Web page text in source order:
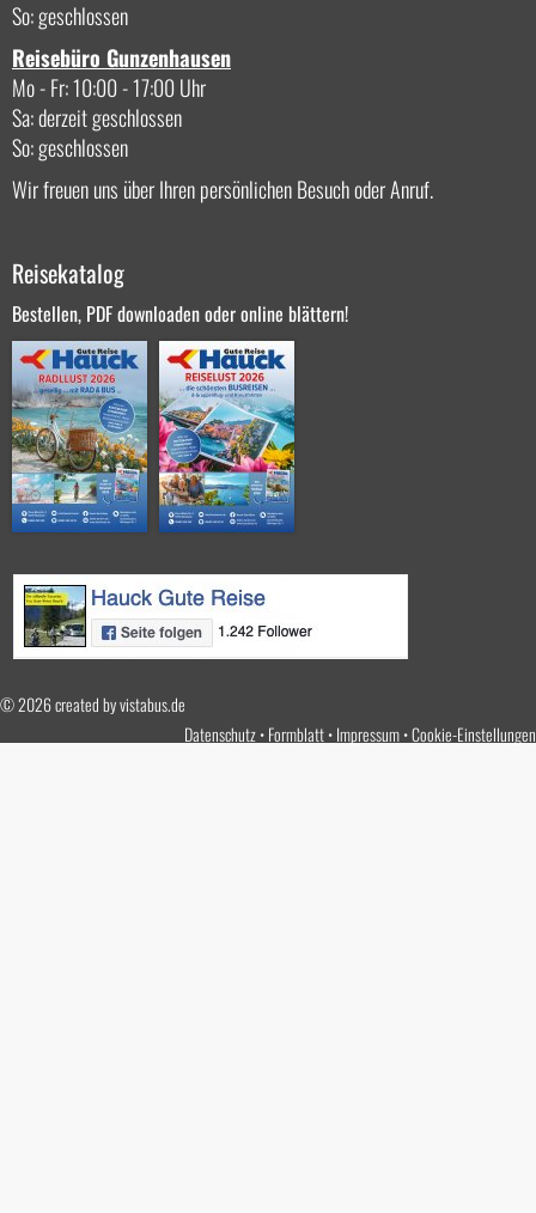
So: geschlossen
Reisebüro Gunzenhausen
Mo - Fr: 10:00 - 17:00 Uhr
Sa: derzeit geschlossen
So: geschlossen
Wir freuen uns über Ihren persönlichen Besuch oder Anruf.
Reisekatalog
Bestellen, PDF downloaden oder online blättern!
© 2026 created byvistabus.de
Datenschutz Formblatt Impressum Cookie-Einstellungen